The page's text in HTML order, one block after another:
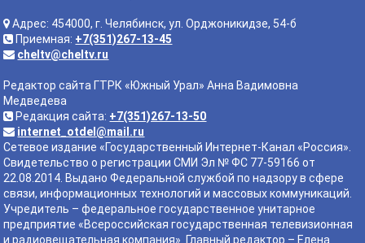
Адрес: 454000, г. Челябинск, ул. Орджоникидзе, 54-б
Приемная: +7(351)267-13-45
cheltv@cheltv.ru
Редактор сайта ГТРК «Южный Урал» Анна Вадимовна
Медведева
Редакция сайта: +7(351)267-13-50
internet_otdel@mail.ru
Сетевое издание «Государственный Интернет-Канал «Россия».
Свидетельство о регистрации СМИ Эл № ФС 77-59166 от
22.08.2014. Выдано Федеральной службой по надзору в сфере
связи, информационных технологий и массовых коммуникаций.
Учредитель – федеральное государственное унитарное
предприятие «Всероссийская государственная телевизионная
и радиовещательная компания». Главный редактор – Елена